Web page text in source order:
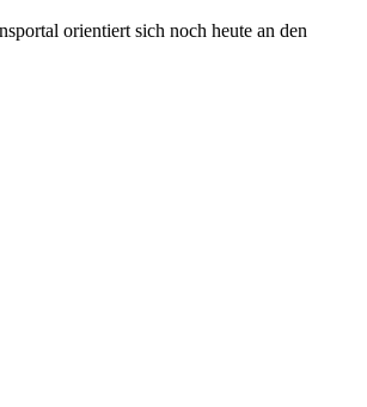
orientiert sich noch heute an den